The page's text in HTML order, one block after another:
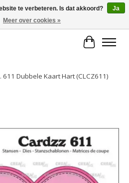
shipping!
611 Dubbele Kaart Hart (CLCZ611)
te verbeteren. Is dat akkoord?
Ja
Meer over cookies »